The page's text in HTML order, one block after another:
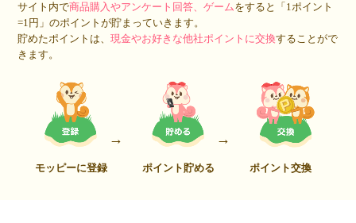
サイト内で商品購入やアンケート回答、ゲームをすると「1ポイント
=1円」のポイントが貯まっていきます。
貯めたポイントは、現金やお好きな他社ポイントに交換することがで
きます。
モッピーに登録 ポイント貯める ポイント交換